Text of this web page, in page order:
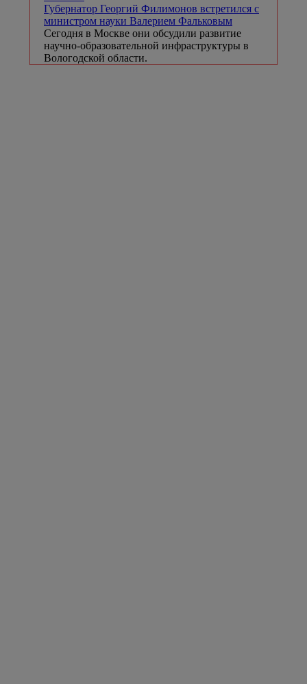
Губернатор Георгий Филимонов встретился с
министром науки Валерием Фальковым
Сегодня в Москве они обсудили развитие
научно-образовательной инфраструктуры в
Вологодской области.